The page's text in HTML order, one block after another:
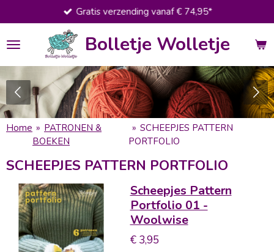
direct
naar
de
hoofdinhoud
Bolletje Wolletje
Gratis verzending vanaf € 74,95*
Home » PATRONEN &
BOEKEN
» SCHEEPJES PATTERN
PORTFOLIO
SCHEEPJES PATTERN PORTFOLIO
Scheepjes Pattern
Portfolio 01 -
Woolwise
€ 3,95